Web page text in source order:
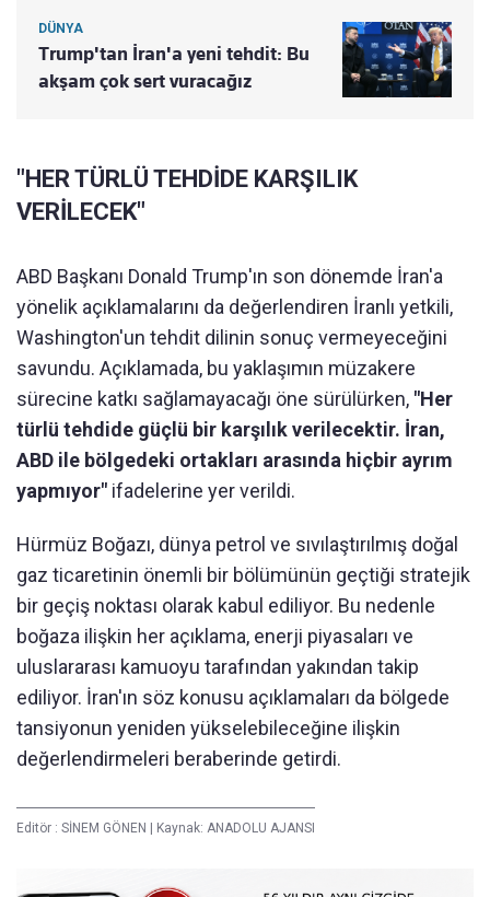
DÜNYA
Trump'tan İran'a yeni tehdit: Bu
akşam çok sert vuracağız
"HER TÜRLÜ TEHDİDE KARŞILIK
VERİLECEK"
ABD Başkanı Donald Trump'ın son dönemde İran'a
yönelik açıklamalarını da değerlendiren İranlı yetkili,
Washington'un tehdit dilinin sonuç vermeyeceğini
savundu. Açıklamada, bu yaklaşımın müzakere
sürecine katkı sağlamayacağı öne sürülürken, "Her
türlü tehdide güçlü bir karşılık verilecektir. İran,
ABD ile bölgedeki ortakları arasında hiçbir ayrım
yapmıyor" ifadelerine yer verildi.
Hürmüz Boğazı, dünya petrol ve sıvılaştırılmış doğal
gaz ticaretinin önemli bir bölümünün geçtiği stratejik
bir geçiş noktası olarak kabul ediliyor. Bu nedenle
boğaza ilişkin her açıklama, enerji piyasaları ve
uluslararası kamuoyu tarafından yakından takip
ediliyor. İran'ın söz konusu açıklamaları da bölgede
tansiyonun yeniden yükselebileceğine ilişkin
değerlendirmeleri beraberinde getirdi.
Editör : SİNEM GÖNEN | Kaynak: ANADOLU AJANSI